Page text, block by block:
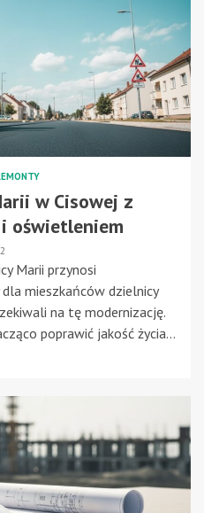
w Cisowej z
oświetleniem
Marii przynosi
mieszkańców dzielnicy
na tę modernizację.
poprawić jakość życia...